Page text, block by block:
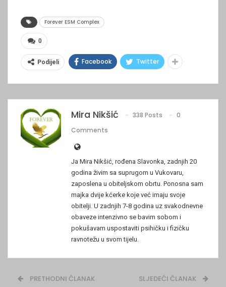
Forever ESM Complex
0
Podijeli Facebook Twitter
Mira Nikšić 338 Posts
0
Comments
Ja Mira Nikšić, rođena Slavonka, zadnjih 20
godina živim sa suprugom u Vukovaru,
zaposlena u obiteljskom obrtu. Ponosna sam
majka dvije kćerke koje već imaju svoje
obitelji. U zadnjih 7-8 godina uz svakodnevne
obaveze intenzivno se bavim sobom i
pokušavam uspostaviti psihičku i fizičku
ravnotežu u svom tijelu.
PRETHODNI ČLANAK SLJEDEĆI ČLANAK